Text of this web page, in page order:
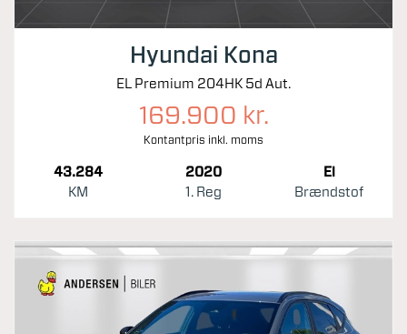
Hyundai Kona
EL Premium 204HK 5d Aut.
169.900 kr.
Kontantpris inkl. moms
43.284
KM
2020
1. Reg
El
Brændstof